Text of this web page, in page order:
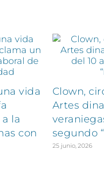
vida
la
con
Clown,
Artes
segundo
25 junio, 2026